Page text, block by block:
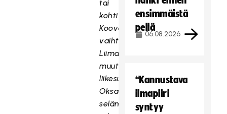
tai
kohti
Kooveen
vaihtoaitioita.
Liimatta
muuttaa
liikesuuntaansa
Oksasen
selän
ensimmäistä
peliä
06.08.2026
“Kannustava
ilmapiiri
syntyy